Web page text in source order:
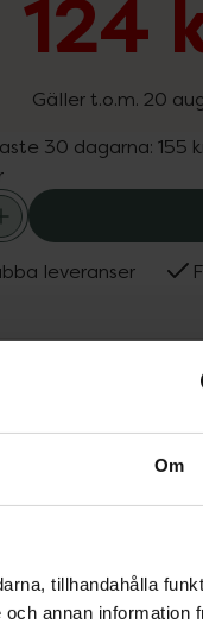
Om
tillhandahålla
annan information
124
Gäller t.o.m. 20
30 dagarna: 155
leveranser